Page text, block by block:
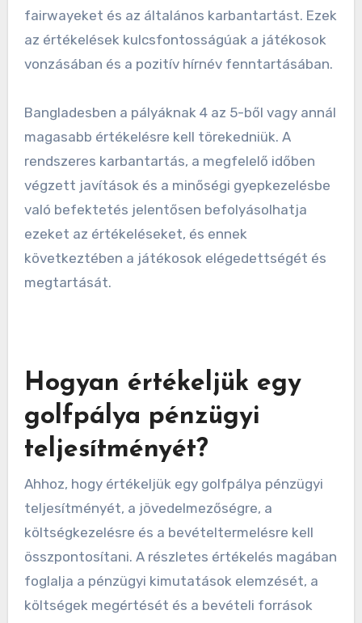
fairwayeket és az általános karbantartást. Ezek
az értékelések kulcsfontosságúak a játékosok
vonzásában és a pozitív hírnév fenntartásában.
Bangladesben a pályáknak 4 az 5-ből vagy annál
magasabb értékelésre kell törekedniük. A
rendszeres karbantartás, a megfelelő időben
végzett javítások és a minőségi gyepkezelésbe
való befektetés jelentősen befolyásolhatja
ezeket az értékeléseket, és ennek
következtében a játékosok elégedettségét és
megtartását.
Hogyan értékeljük egy
golfpálya pénzügyi
teljesítményét?